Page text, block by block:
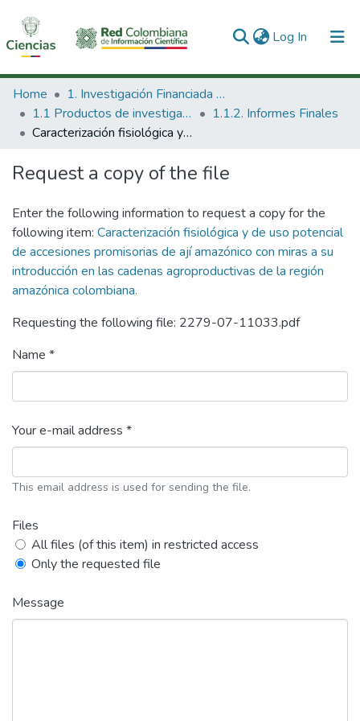
Log In (current)
Communities & Collections
All of DSpace
Home
1. Investigación Financiada con Recursos Públicos
1.1 Productos de investigación
1.1.2. Informes Finales
Caracterización fisiológica y de uso potencial de accesiones promisorias de ají amazónico con miras a su introducción en las cadenas agroproductivas de la región amazónica colombiana.
Request a copy of the file
Enter the following information to request a copy for the
following item: Caracterización fisiológica y de uso potencial
de accesiones promisorias de ají amazónico con miras a su
introducción en las cadenas agroproductivas de la región
amazónica colombiana.
Requesting the following file: 2279-07-11033.pdf
Name *
Your e-mail address *
This email address is used for sending the file.
Files
All files (of this item) in restricted access
Only the requested file
Message